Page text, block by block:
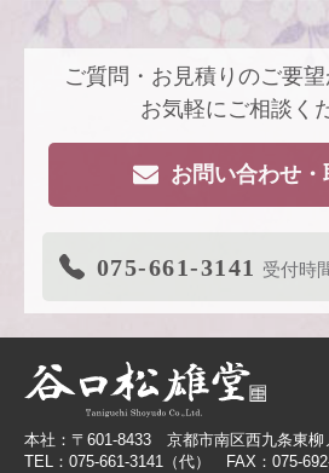
2026.5.26
にのせて。
2026.4.22
【新商品案内】派手す
い、風も色も透ける、
2026.4.16 大型連休休業日のお知
2026.3.11 商品リニューアルのご
2026.2.26
【無料提供】売場づく
める専用POP
2026.2.19 【色紙】価格改定のお
ご質問・お見積りのご要
お気軽にご相談く
お問い合わせ・
075-661-3141 受付時
本社：〒601-8433 京都市南区西九条東
TEL：075-661-3141（代） FAX：075-